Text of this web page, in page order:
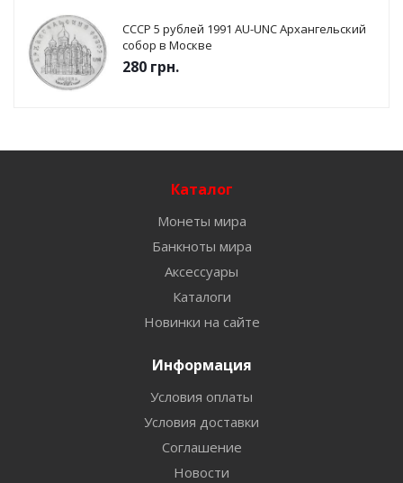
СССР 5 рублей 1991 AU-UNC Архангельский
собор в Москве
280 грн.
Каталог
Монеты мира
Банкноты мира
Аксессуары
Каталоги
Новинки на сайте
Информация
Условия оплаты
Условия доставки
Соглашение
Новости